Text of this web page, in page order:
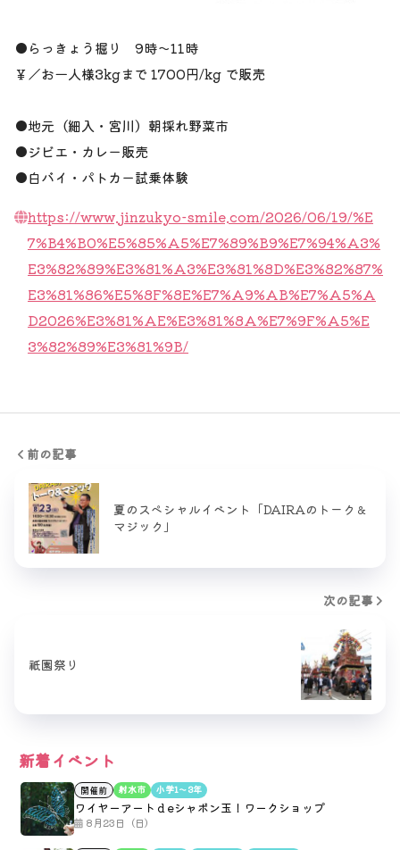
●らっきょう掘り 9時〜11時
￥／お一人様3kgまで 1700円/kg で販売
●地元（細入・宮川）朝採れ野菜市
●ジビエ・カレー販売
●白バイ・パトカー試乗体験
https://www.jinzukyo-smile.com/2026/06/19/%E
7%B4%B0%E5%85%A5%E7%89%B9%E7%94%A3%
E3%82%89%E3%81%A3%E3%81%8D%E3%82%87%
E3%81%86%E5%8F%8E%E7%A9%AB%E7%A5%A
D2026%E3%81%AE%E3%81%8A%E7%9F%A5%E
3%82%89%E3%81%9B/
前の記事
夏のスペシャルイベント「DAIRAのトーク＆
マジック」
次の記事
祇園祭り
新着イベント
開催前 射水市 小学1〜3年
ワイヤーアートｄeシャボン玉！ワークショップ
8月23日（日）